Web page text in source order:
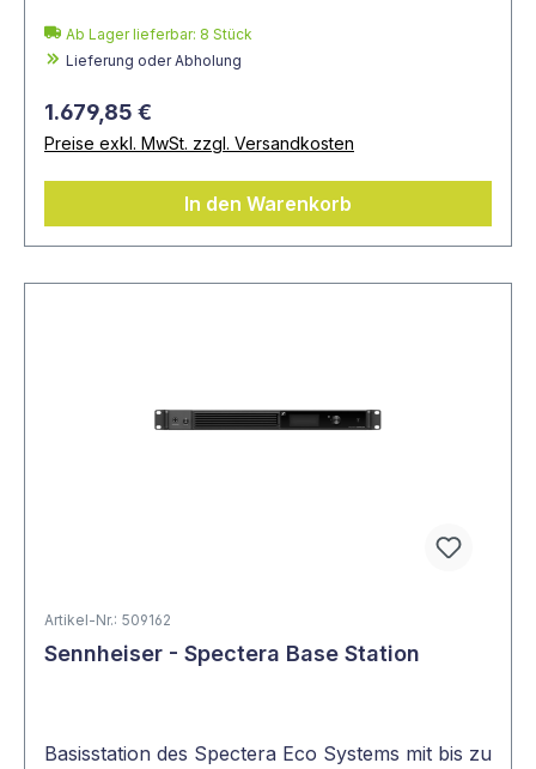
Ab Lager lieferbar: 8 Stück
Lieferung oder Abholung
1.679,85 €
Preise exkl. MwSt. zzgl. Versandkosten
In den Warenkorb
Artikel-Nr.: 509162
Sennheiser - Spectera Base Station
Basisstation des Spectera Eco Systems mit bis zu